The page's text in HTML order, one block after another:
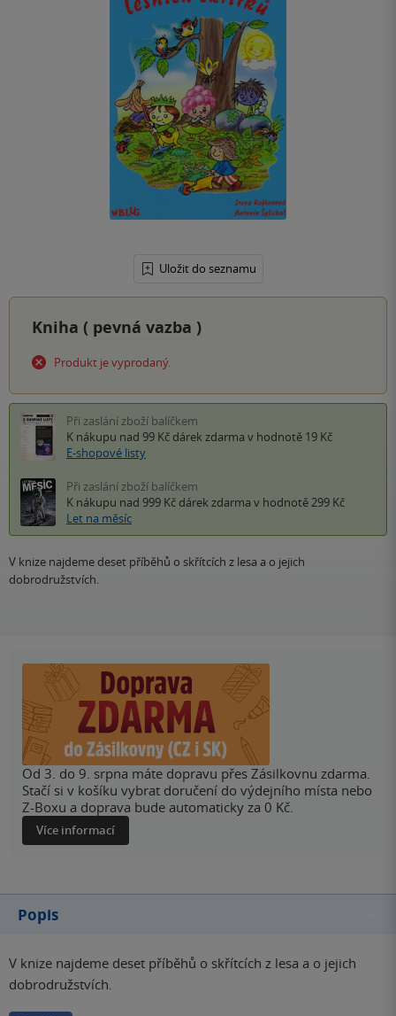
Uložit do seznamu
Kniha ( pevná vazba )
Produkt je vyprodaný.
Při zaslání zboží balíčkem
K nákupu nad 99 Kč dárek zdarma v hodnotě 19 Kč
E-shopové listy
Při zaslání zboží balíčkem
K nákupu nad 999 Kč dárek zdarma v hodnotě 299 Kč
Let na měsíc
V knize najdeme deset příběhů o skřítcích z lesa a o jejich
dobrodružstvích.
Od 3. do 9. srpna máte dopravu přes Zásilkovnu zdarma.
Stačí si v košíku vybrat doručení do výdejního místa nebo
Z-Boxu a doprava bude automaticky za 0 Kč.
Více informací
Popis
V knize najdeme deset příběhů o skřítcích z lesa a o jejich
dobrodružstvích.